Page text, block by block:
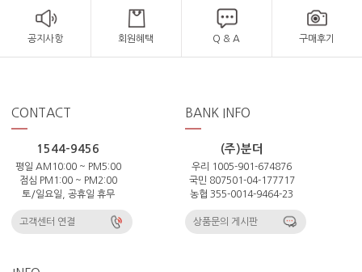
공지사항 회원혜택 Q & A 구매후기
CONTACT
1544-9456
평일 AM10:00 ~ PM5:00
점심 PM1:00 ~ PM2:00
토/일요일, 공휴일 휴무
고객센터 연결
BANK INFO
(주)분더
우리 1005-901-674876
국민 807501-04-177717
농협 355-0014-9464-23
상품문의 게시판